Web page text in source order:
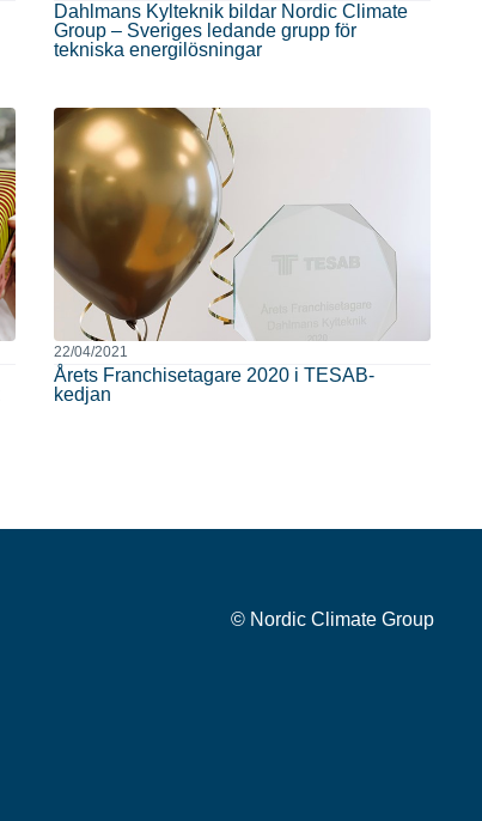
Dahlmans Kylteknik bildar Nordic Climate
Group – Sveriges ledande grupp för
tekniska energilösningar
22/04/2021
Årets Franchisetagare 2020 i TESAB-
kedjan
© Nordic Climate Group